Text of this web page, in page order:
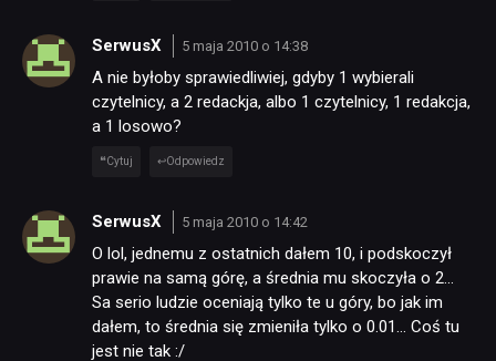
SerwusX 5 maja 2010 o 14:38
A nie byłoby sprawiedliwiej, gdyby 1 wybierali
czytelnicy, a 2 redackja, albo 1 czytelnicy, 1 redakcja,
a 1 losowo?
Cytuj Odpowiedz
SerwusX 5 maja 2010 o 14:42
O lol, jednemu z ostatnich dałem 10, i podskoczył
prawie na samą górę, a średnia mu skoczyła o 2…
Sa serio ludzie oceniają tylko te u góry, bo jak im
dałem, to średnia się zmieniła tylko o 0.01… Coś tu
jest nie tak :/